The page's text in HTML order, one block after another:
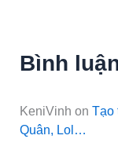
Bình
KeniVinh onTạo
Quân, Lol…